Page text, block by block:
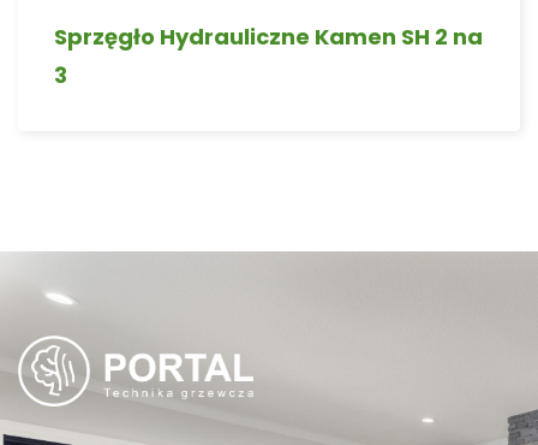
Sprzęgło Hydrauliczne Kamen SH 2 na
3